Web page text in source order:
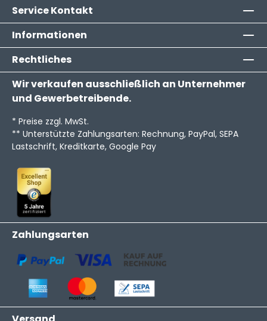
Service Kontakt
Informationen
Rechtliches
Wir verkaufen ausschließlich an Unternehmer
und Gewerbetreibende.
* Preise zzgl. MwSt.
** Unterstützte Zahlungsarten: Rechnung, PayPal, SEPA
Lastschrift, Kreditkarte, Google Pay
Zahlungsarten